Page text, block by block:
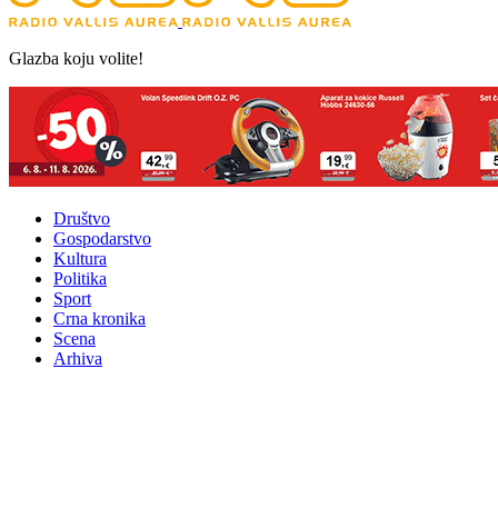
Glazba koju volite!
Društvo
Gospodarstvo
Kultura
Politika
Sport
Crna kronika
Scena
Arhiva